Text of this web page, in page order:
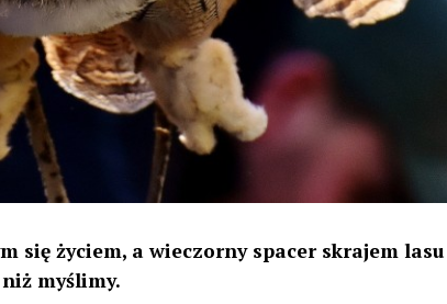
się życiem, a wieczorny spacer skrajem lasu
myślimy.